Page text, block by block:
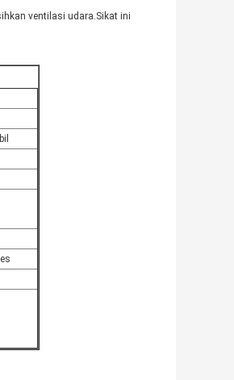
ventilasi udara.Sikat ini